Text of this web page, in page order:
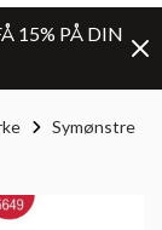
15% PÅ DIN
Symønstre